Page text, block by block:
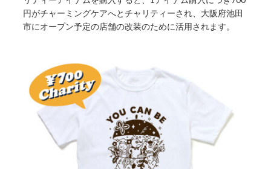
円がチャーミングケアへとチャリティーされ、大阪府池田
市にオープン予定の店舗の改装のために活用されます。